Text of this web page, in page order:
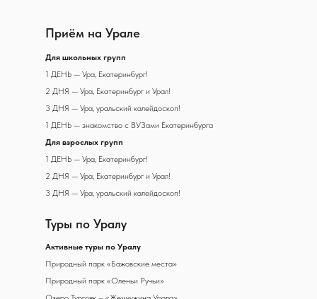
Туры по Уралу
Активные туры по Уралу
Природный парк «Бажовские места»
Природный парк «Оленьи Ручьи»
Приём на Урале
Для школьных групп
1 ДЕНЬ — Ура, Екатеринбург!
2 ДНЯ — Ура, Екатеринбург и Урал!
3 ДНЯ — Ура, уральский калейдоскоп!
1 ДЕНЬ — знакомство с ВУЗами Екатеринбурга
Для взрослых групп
1 ДЕНЬ — Ура, Екатеринбург!
2 ДНЯ — Ура, Екатеринбург и Урал!
3 ДНЯ — Ура, уральский калейдоскоп!